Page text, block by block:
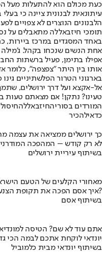
כעת מכולם הוא להתעלות מעל
עיתונאית לבנונית ציינה כי
הלבנונים הנוצרים לא צפויים
תומכי חיזבאללה מתאבלים על
באחד המסגדים במרכז ביירות,
אחת הנשים שנכחו בקהל. ג'מילה עדית', בת 53, אמרה לעיתון האמריקני: "אנחנו נמשיך ללכת
אפילו בתימן, פעיל ברשתות
אותו בין היתר "צפצפה",
בארגוני הטרור הפלשתיניים
אל-אקצא ועל דרך ירושלים,
טעינו? נתקן! אם מצאתם
המורדים בסוריהחיזבאללה
כדאילהכיר
כך ירושלים ממציאה את עצמה
לא רק קודש – המהפכה
בשיתוף עיריית ירושלים
מאחורי הקלעים של הטעם
איך אסם הפכה את תקופת הצנע והמחסור הקשה של שנות ה-40 למותג לאומי?
בשיתוף אסם
אתם עוד לא שם? הטיסה
יונדאי לוקחת אתכם לבמה הכי
בשיתוף יונדאי מבית כלמוביל